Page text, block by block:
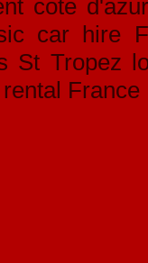
côte
car hire
St Tropez